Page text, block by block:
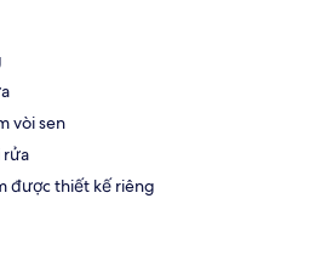
vòi sen
rửa
được thiết kế riêng